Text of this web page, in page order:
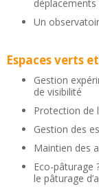
Un
Espaces verts
Gestion
de visibilité
Protection de
Gestion des
Maintien des
Eco-pâturage
le pâturage